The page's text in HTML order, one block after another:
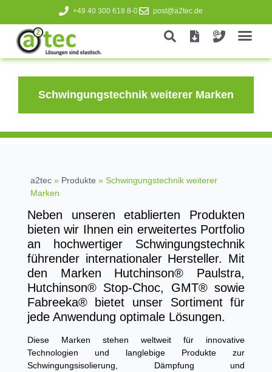
+49 40 300 618 8-0 post@a2tec.de
Schwingungstechnik weiterer Marken
a2tec» Produkte » Schwingungstechnik weiterer
Marken
Neben unseren etablierten Produkten
bieten wir Ihnen ein erweitertes Portfolio
an hochwertiger Schwingungstechnik
führender internationaler Hersteller. Mit
den Marken Hutchinson® Paulstra,
Hutchinson® Stop-Choc, GMT®sowie
Fabreeka®bietet unser Sortiment für
jede Anwendung optimale Lösungen.
Diese Marken stehen weltweit für innovative
Technologien und langlebige Produkte zur
Schwingungsisolierung, Dämpfung und